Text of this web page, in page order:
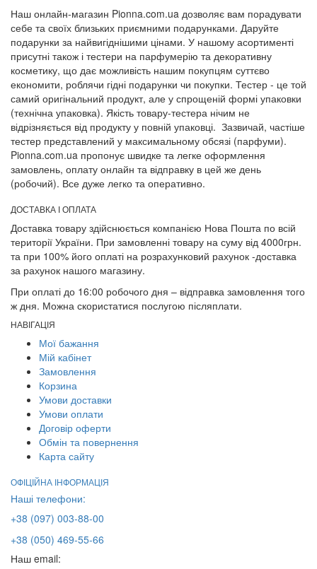
Наш онлайн-магазин Pionna.com.ua дозволяє вам порадувати
себе та своїх близьких приємними подарунками. Даруйте
подарунки за найвигіднішими цінами. У нашому асортименті
присутні також і тестери на парфумерію та декоративну
косметику, що дає можливість нашим покупцям суттєво
економити, роблячи гідні подарунки чи покупки. Тестер - це той
самий оригінальний продукт, але у спрощеній формі упаковки
(технічна упаковка). Якість товару-тестера нічим не
відрізняється від продукту у повній упаковці. Зазвичай, частіше
тестер представлений у максимальному обсязі (парфуми).
Pionna.com.ua пропонує швидке та легке оформлення
замовлень, оплату онлайн та відправку в цей же день
(робочий). Все дуже легко та оперативно.
ДОСТАВКА І ОПЛАТА
Доставка товару здійснюється компанією Нова Пошта по всій
території України. При замовленні товару на суму від 4000грн.
та при 100% його оплаті на розрахунковий рахунок -доставка
за рахунок нашого магазину.
При оплаті до 16:00 робочого дня – відправка замовлення того
ж дня. Можна скористатися послугою післяплати.
НАВІГАЦІЯ
Мої бажання
Мій кабінет
Замовлення
Корзина
Умови доставки
Умови оплати
Договір оферти
Обмін та повернення
Карта сайту
ОФІЦІЙНА ІНФОРМАЦІЯ
Наші телефони:
+38 (097) 003-88-00
+38 (050) 469-55-66
Наш email: